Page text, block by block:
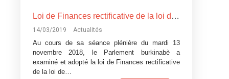
Loi de Finances rectificative de la loi de Finances pour l’exécution du budget 2018: Un réajustement pour tenir compte du contexte difficile
14/03/2019 Actualités
Au cours de sa séance plénière du mardi 13
novembre 2018, le Parlement burkinabè a
examiné et adopté la loi de Finances rectificative
de la loi de…